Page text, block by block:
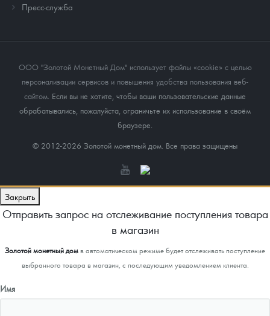
Пресс-служба
ООО "Золотой Монетный Дом" использует файлы «cookie» с целью
персонализации сервисов и повышения удобства пользования веб-
сайтом . Если вы не хотите, чтобы ваши пользовательские данные
обрабатывались, пожалуйста, ограничьте их использование в своём
браузере.
© 2012-2026 Золотой монетный дом. Все права защищены
Закрыть
Отправить запрос на отслеживание поступления товара
в магазин
Золотой монетный домв автоматическом режиме будет отслеживать поступление
выбранного товара в магазин, с последующим уведомлением клиента.
Имя